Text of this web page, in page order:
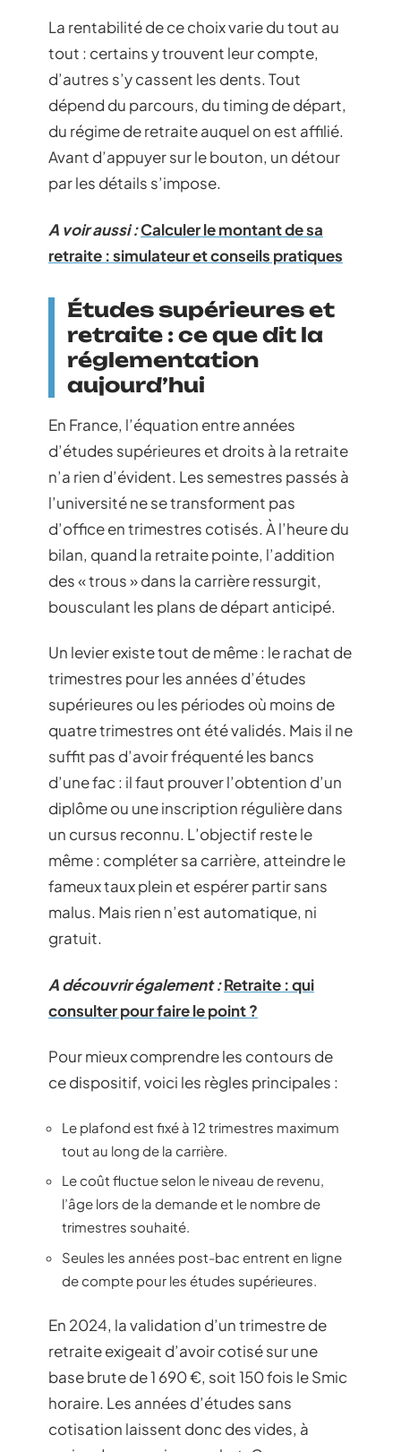
La rentabilité de ce choix varie du tout au
tout : certains y trouvent leur compte,
d’autres s’y cassent les dents. Tout
dépend du parcours, du timing de départ,
du régime de retraite auquel on est affilié.
Avant d’appuyer sur le bouton, un détour
par les détails s’impose.
A voir aussi :Calculer le montant de sa
retraite : simulateur et conseils pratiques
Études supérieures et
retraite : ce que dit la
réglementation
aujourd’hui
En France, l’équation entre années
d’études supérieures et droits à la retraite
n’a rien d’évident. Les semestres passés à
l’université ne se transforment pas
d’office en trimestres cotisés. À l’heure du
bilan, quand la retraite pointe, l’addition
des « trous » dans la carrière ressurgit,
bousculant les plans de départ anticipé.
Un levier existe tout de même : le rachat de
trimestres pour les années d’études
supérieures ou les périodes où moins de
quatre trimestres ont été validés. Mais il ne
suffit pas d’avoir fréquenté les bancs
d’une fac : il faut prouver l’obtention d’un
diplôme ou une inscription régulière dans
un cursus reconnu. L’objectif reste le
même : compléter sa carrière, atteindre le
fameux taux plein et espérer partir sans
malus. Mais rien n’est automatique, ni
gratuit.
A découvrir également :Retraite : qui
consulter pour faire le point ?
Pour mieux comprendre les contours de
ce dispositif, voici les règles principales :
Le plafond est fixé à 12 trimestres maximum
tout au long de la carrière.
Le coût fluctue selon le niveau de revenu,
l’âge lors de la demande et le nombre de
trimestres souhaité.
Seules les années post-bac entrent en ligne
de compte pour les études supérieures.
En 2024, la validation d’un trimestre de
retraite exigeait d’avoir cotisé sur une
base brute de 1 690 €, soit 150 fois le Smic
horaire. Les années d’études sans
cotisation laissent donc des vides, à